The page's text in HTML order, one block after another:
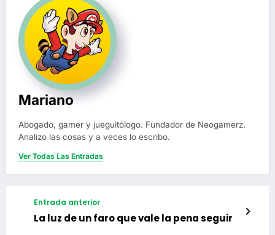
Mariano
Abogado, gamer y jueguitólogo. Fundador de Neogamerz.
Analizo las cosas y a veces lo escribo.
Ver Todas Las Entradas
Entrada anterior
La luz de un faro que vale la pena seguir